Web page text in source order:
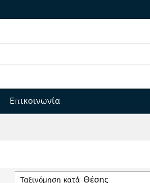
Επικοινωνία
Ταξινόμηση κατά